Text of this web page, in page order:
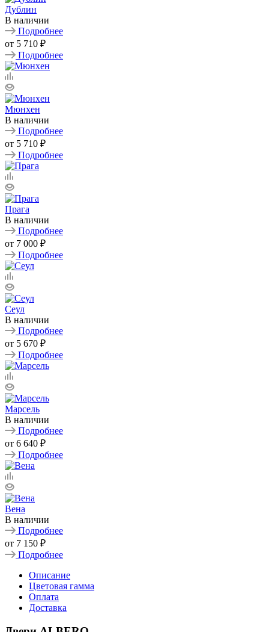
Дублин
В наличии
Подробнее
от 5 710 ₽
Подробнее
Мюнхен
В наличии
Подробнее
от 5 710 ₽
Подробнее
Прага
В наличии
Подробнее
от 7 000 ₽
Подробнее
Сеул
В наличии
Подробнее
от 5 670 ₽
Подробнее
Марсель
В наличии
Подробнее
от 6 640 ₽
Подробнее
Вена
В наличии
Подробнее
от 7 150 ₽
Подробнее
Описание
Цветовая гамма
Оплата
Доставка